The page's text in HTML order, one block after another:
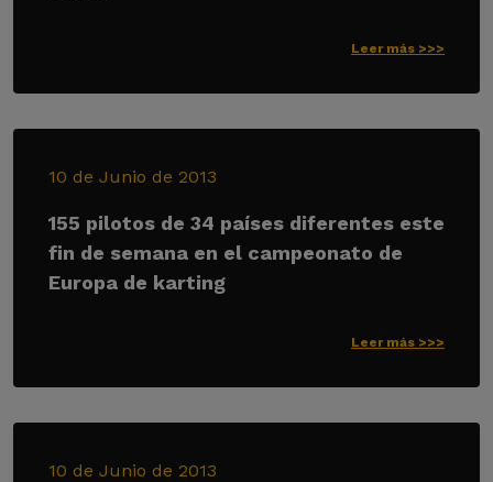
Leer más >>>
10 de Junio de 2013
155 pilotos de 34 países diferentes este
fin de semana en el campeonato de
Europa de karting
Leer más >>>
10 de Junio de 2013